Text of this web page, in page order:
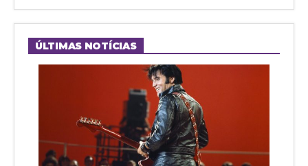
ÚLTIMAS NOTÍCIAS